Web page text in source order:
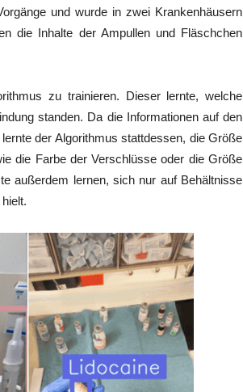
und wurde in zwei Krankenhäusern
die Inhalte der Ampullen und Fläschchen
zu trainieren. Dieser lernte, welche
standen. Da die Informationen auf den
der Algorithmus stattdessen, die Größe
die Farbe der Verschlüsse oder die Größe
außerdem lernen, sich nur auf Behältnisse